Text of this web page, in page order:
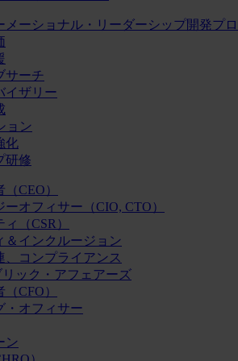
メーショナル・リーダーシップ開発プ
サーチ
イザリー
ョン
化
研修
CEO）
オフィサー（CIO, CTO）
（CSR）
＆インクルージョン
、コンプライアンス
ック・アフェアーズ
CFO）
・オフィサー
ン